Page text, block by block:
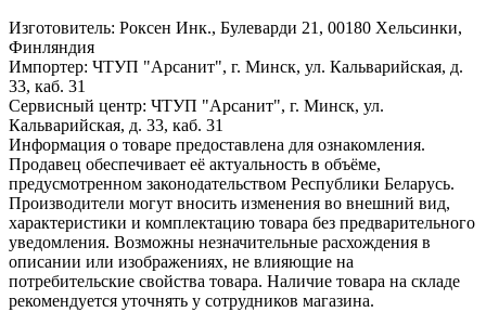
Изготовитель: Роксен Инк., Булеварди 21, 00180 Хельсинки,
Финляндия
Импортер: ЧТУП "Арсанит", г. Минск, ул. Кальварийская, д.
33, каб. 31
Сервисный центр: ЧТУП "Арсанит", г. Минск, ул.
Кальварийская, д. 33, каб. 31
Информация о товаре предоставлена для ознакомления.
Продавец обеспечивает её актуальность в объёме,
предусмотренном законодательством Республики Беларусь.
Производители могут вносить изменения во внешний вид,
характеристики и комплектацию товара без предварительного
уведомления. Возможны незначительные расхождения в
описании или изображениях, не влияющие на
потребительские свойства товара. Наличие товара на складе
рекомендуется уточнять у сотрудников магазина.